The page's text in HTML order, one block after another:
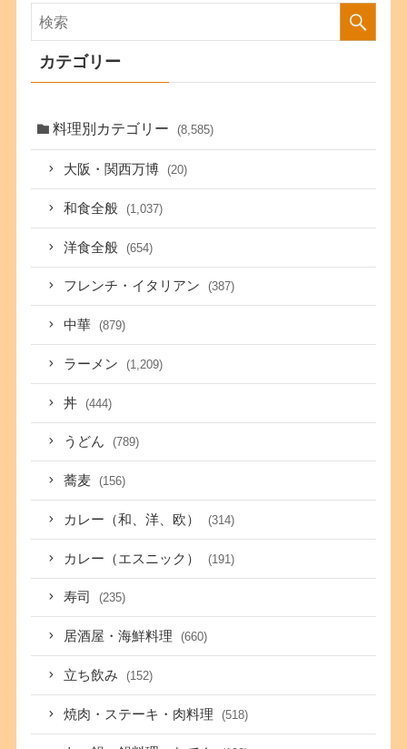
カテゴリー
料理別カテゴリー (8,585)
大阪・関西万博 (20)
和食全般 (1,037)
洋食全般 (654)
フレンチ・イタリアン (387)
中華 (879)
ラーメン (1,209)
丼 (444)
うどん (789)
蕎麦 (156)
カレー（和、洋、欧） (314)
カレー（エスニック） (191)
寿司 (235)
居酒屋・海鮮料理 (660)
立ち飲み (152)
焼肉・ステーキ・肉料理 (518)